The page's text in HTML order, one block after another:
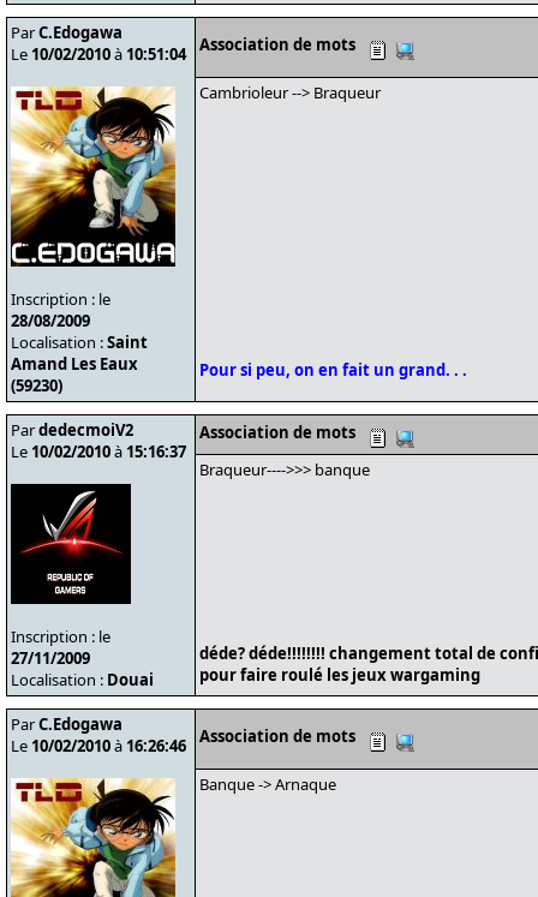
ParC.Edogawa
Le 10/02/2010à 10:51:04
Inscription : le
28/08/2009
Localisation :Saint
Amand Les Eaux
(59230)
Association de mots
Cambrioleur --> Braqueur
Pour si peu, on en fait un grand. . .
PardedecmoiV2
Le 10/02/2010à 15:16:37
Inscription : le
27/11/2009
Localisation : Douai
Association de mots
Braqueur---->>> banque
déde? déde!!!!!!!! changement total de
pour faire roulé les jeux wargaming
ParC.Edogawa
Le 10/02/2010à 16:26:46 Association de mots
Banque -> Arnaque